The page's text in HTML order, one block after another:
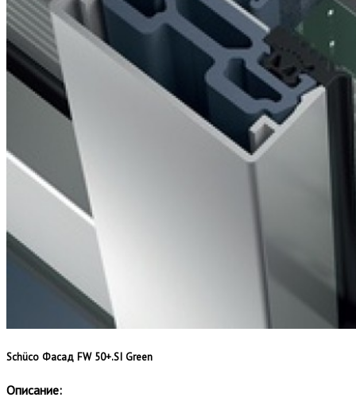
Schüco Фасад FW 50+.SI Green
Описание: